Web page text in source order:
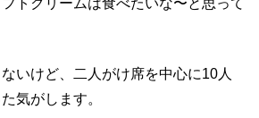
トクリームは食べたいな〜と思って
いけど、二人がけ席を中心に10人
気がします。